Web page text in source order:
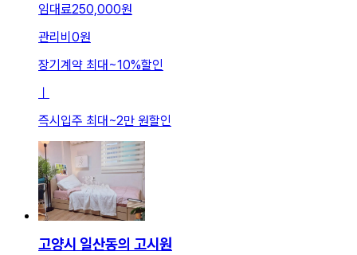
임대료250,000원
관리비 0원
장기계약 최대~10%할인
ㅣ
즉시입주 최대~2만 원할인
고양시 일산동의 고시원